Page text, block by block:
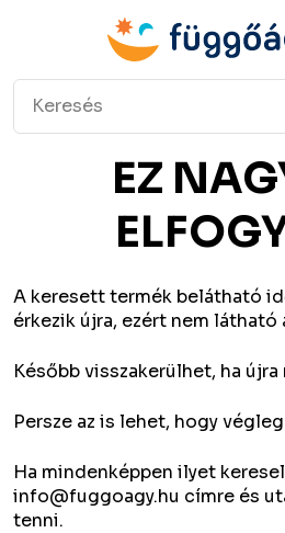
EZ
A keresett termék belátható
érkezik újra, ezért nem látható
Később visszakerülhet, ha
Persze az is lehet, hogy
Ha mindenképpen ilyet
info@fuggoagy.hu címre és
tenni.